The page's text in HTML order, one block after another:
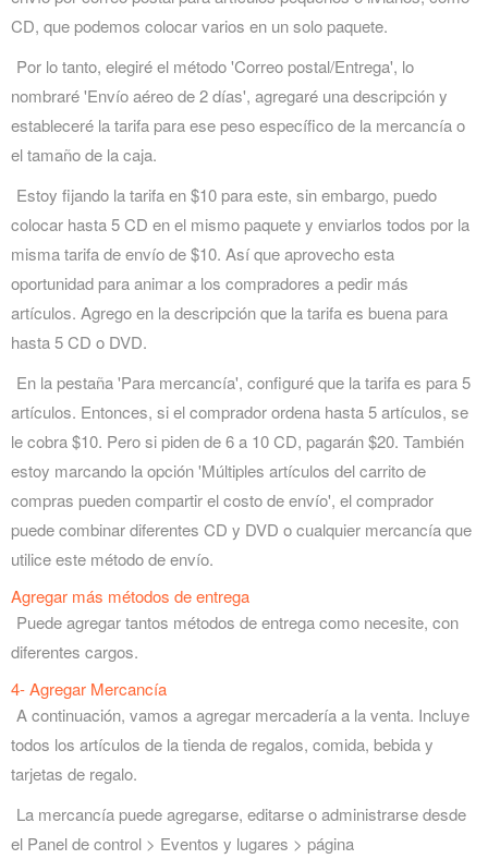
CD, que podemos colocar varios en un solo paquete.
Por lo tanto, elegiré el método 'Correo postal/Entrega', lo
nombraré 'Envío aéreo de 2 días', agregaré una descripción y
estableceré la tarifa para ese peso específico de la mercancía o
el tamaño de la caja.
Estoy fijando la tarifa en $10 para este, sin embargo, puedo
colocar hasta 5 CD en el mismo paquete y enviarlos todos por la
misma tarifa de envío de $10. Así que aprovecho esta
oportunidad para animar a los compradores a pedir más
artículos. Agrego en la descripción que la tarifa es buena para
hasta 5 CD o DVD.
En la pestaña 'Para mercancía', configuré que la tarifa es para 5
artículos. Entonces, si el comprador ordena hasta 5 artículos, se
le cobra $10. Pero si piden de 6 a 10 CD, pagarán $20. También
estoy marcando la opción 'Múltiples artículos del carrito de
compras pueden compartir el costo de envío', el comprador
puede combinar diferentes CD y DVD o cualquier mercancía que
utilice este método de envío.
Agregar más métodos de entrega
Puede agregar tantos métodos de entrega como necesite, con
diferentes cargos.
4- Agregar Mercancía
A continuación, vamos a agregar mercadería a la venta. Incluye
todos los artículos de la tienda de regalos, comida, bebida y
tarjetas de regalo.
La mercancía puede agregarse, editarse o administrarse desde
el Panel de control > Eventos y lugares > página